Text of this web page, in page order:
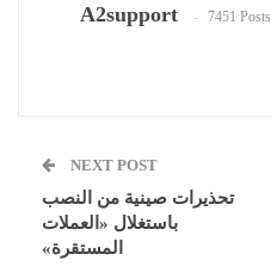
A2support 7451 Posts
NEXT POST
تحذيرات صينية من النصب
باستغلال «العملات
المستقرة»